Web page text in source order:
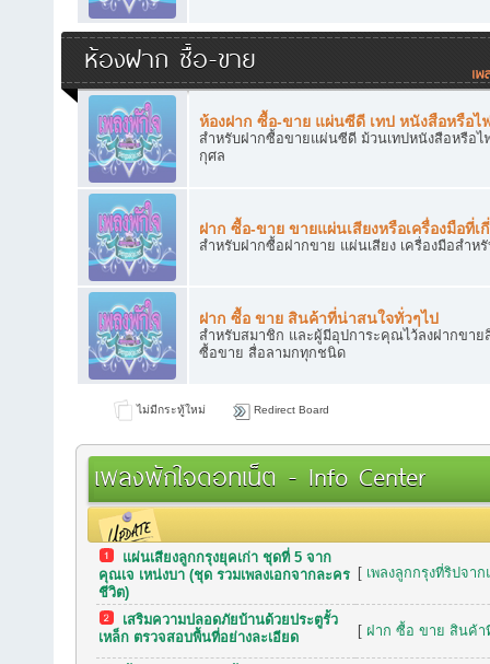
ห้องฝาก ซื้อ-ขาย
ห้องฝาก ซื้อ-ขาย แผ่นซีดี เทป หนังสือหรือไ
สำหรับฝากซื้อขายแผ่นซีดี ม้วนเทปหนังสือหรือไ
กุศล
ฝาก ซื้อ-ขาย ขายแผ่นเสียงหรือเครื่องมือที่เ
สำหรับฝากซื้อฝากขาย แผ่นเสียง เครื่องมือสำหรั
ฝาก ซื้อ ขาย สินค้าที่น่าสนใจทั่วๆไป
สำหรับสมาชิก และผู้มีอุปการะคุณไว้ลงฝากขา
ซื้อขาย สื่อลามกทุกชนิด
ไม่มีกระทู้ใหม่ Redirect Board
เพลงพักใจดอทเน็ต - Info Center
กระทู้เมื่อเร็วๆ นี้
แผ่นเสียงลูกกรุงยุคเก่า ชุดที่ 5 จาก
คุณเจ เหน่งบา (ชุด รวมเพลงเอกจากละคร
ชีวิต)
[ เพลงลูกกรุงที่ริปจาก
เสริมความปลอดภัยบ้านด้วยประตูรั้ว
เหล็ก ตรวจสอบพื้นที่อย่างละเอียด
[ ฝาก ซื้อ ขาย สินค้า